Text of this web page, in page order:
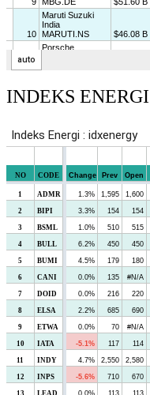
INDEKS ENERGI